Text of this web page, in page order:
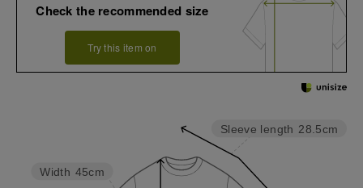
Check the recommended size
Try this item on
Sleeve length 28.5cm
Width 45cm